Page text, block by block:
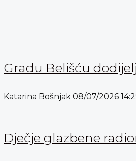
Gradu Belišću
Katarina Bošnjak 08/07/2026
Dječje glazbene